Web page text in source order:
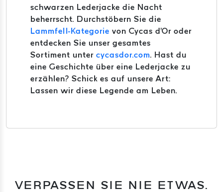
schwarzen Lederjacke die Nacht
beherrscht. Durchstöbern Sie die
Lammfell-Kategorie von Cycas d'Or oder
entdecken Sie unser gesamtes
Sortiment unter cycasdor.com. Hast du
eine Geschichte über eine Lederjacke zu
erzählen? Schick es auf unsere Art:
Lassen wir diese Legende am Leben.
VERPASSEN SIE NIE ETWAS.